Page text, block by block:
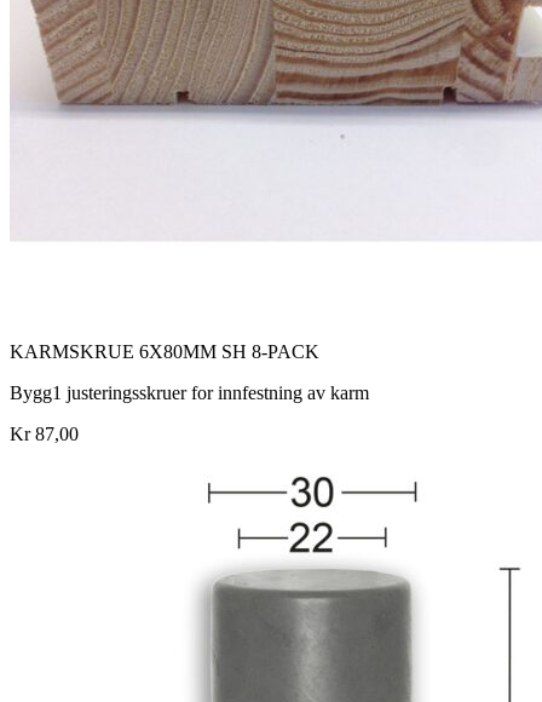
KARMSKRUE 6X80MM SH 8-PACK
Bygg1 justeringsskruer for innfestning av karm
Kr 87,00